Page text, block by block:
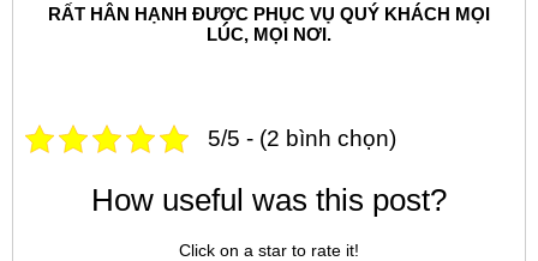
RẤT HÂN HẠNH ĐƯỢC PHỤC VỤ QUÝ KHÁCH MỌI
LÚC, MỌI NƠI.
5/5 - (2 bình chọn)
How useful was this post?
Click on a star to rate it!